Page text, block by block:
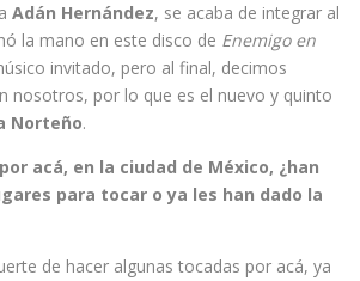
Adán Hernández, se acaba de integrar al
la mano en este disco de Enemigo en
invitado, pero al final, decimos
nosotros, por lo que es el nuevo y quinto
Norteño.
acá, en la ciudad de México, ¿han
para tocar o ya les han dado la
de hacer algunas tocadas por acá, ya